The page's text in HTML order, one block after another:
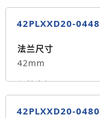
0.43
5
重量kg
0.29
42PLXXD20-0448
法兰尺寸
42mm
保持力矩N.m
0.53
42PLXXD20-0480